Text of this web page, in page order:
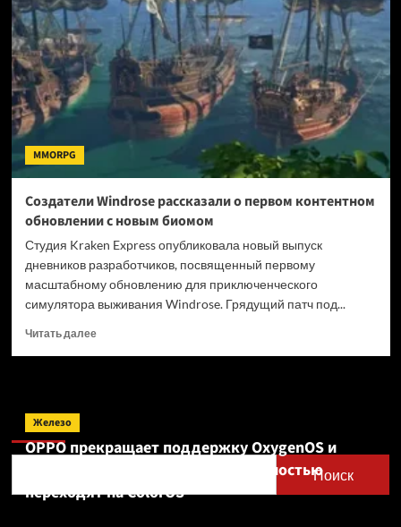
MMORPG
Создатели Windrose рассказали о первом контентном
обновлении с новым биомом
Студия Kraken Express опубликовала новый выпуск
дневников разработчиков, посвященный первому
масштабному обновлению для приключенческого
симулятора выживания Windrose. Грядущий патч под...
Читать далееПрочитать
первом
с
Поиск
Поиск
Железо
OPPO прекращает поддержку OxygenOS и
Realme UI — OnePlus и realme полностью
переходят на ColorOS